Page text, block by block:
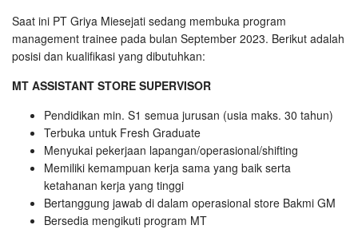
Saat ini PT Griya Miesejati sedang membuka program
management trainee pada bulan September 2023. Berikut adalah
posisi dan kualifikasi yang dibutuhkan:
MT ASSISTANT STORE SUPERVISOR
Pendidikan min. S1 semua jurusan (usia maks. 30 tahun)
Terbuka untuk Fresh Graduate
Menyukai pekerjaan lapangan/operasional/shifting
Memiliki kemampuan kerja sama yang baik serta
ketahanan kerja yang tinggi
Bertanggung jawab di dalam operasional store Bakmi GM
Bersedia mengikuti program MT